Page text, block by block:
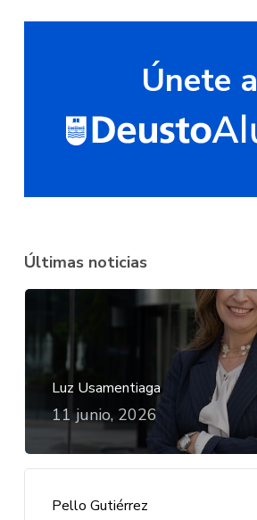
Únete a
Últimas noticias
Luz Usamentiaga
11 junio, 2026
Pello Gutiérrez